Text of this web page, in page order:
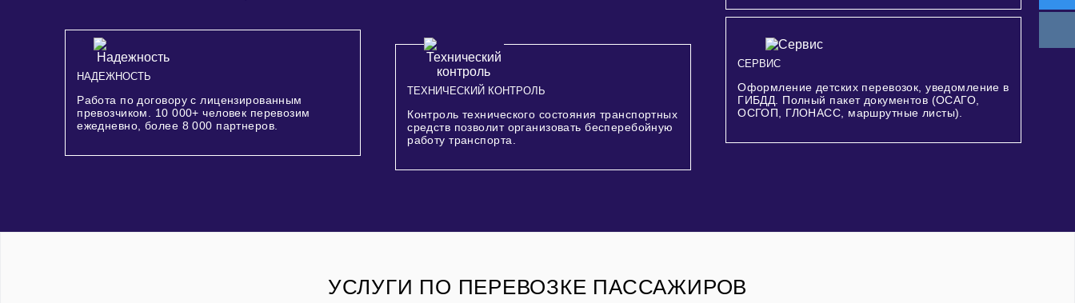
НАДЕЖНОСТЬ
Работа по договору с лицензированным
превозчиком. 10 000+ человек перевозим
ежедневно, более 8 000 партнеров.
ТЕХНИЧЕСКИЙ КОНТРОЛЬ
Контроль технического состояния транспортных
средств позволит организовать бесперебойную
работу транспорта.
СЕРВИС
Оформление детских перевозок, уведомление в
ГИБДД. Полный пакет документов (ОСАГО,
ОСГОП, ГЛОНАСС, маршрутные листы).
УСЛУГИ ПО ПЕРЕВОЗКЕ ПАССАЖИРОВ